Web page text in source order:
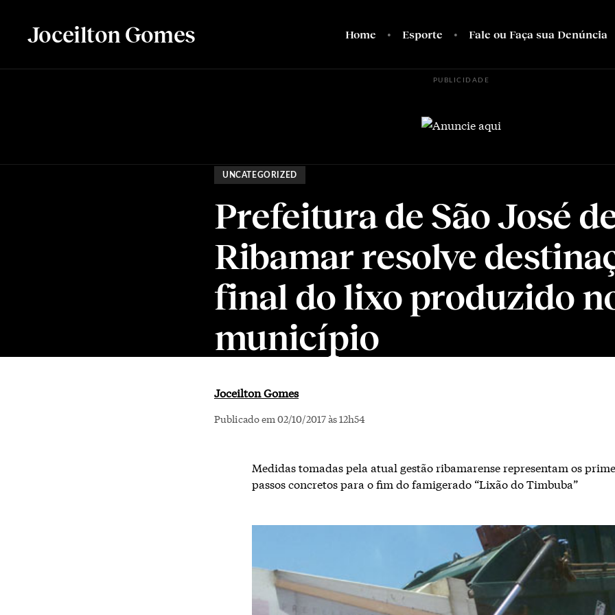
Joceilton Gomes Home Esporte Fale ou Faça sua Denúncia
PUBLICIDADE
UNCATEGORIZED
Prefeitura de São José
Ribamar resolve
final do lixo produzido
município
Joceilton Gomes
Publicado em 02/10/2017 às 12h54
Medidas tomadas pela atual gestão ribamarense representam os
passos concretos para o fim do famigerado “Lixão do Timbuba”